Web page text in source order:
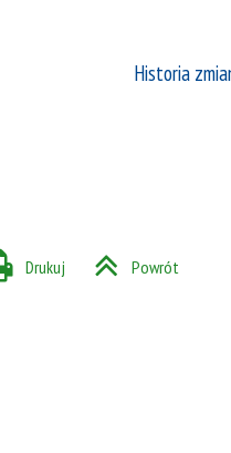
Historia
Drukuj Powrót